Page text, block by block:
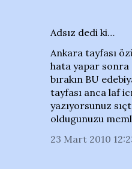
Adsız dedi ki…
Ankara tayfası
hata yapar
bırakın BU
tayfası anca laf
yazıyorsunuz
oldugunuzu
23 Mart 2010